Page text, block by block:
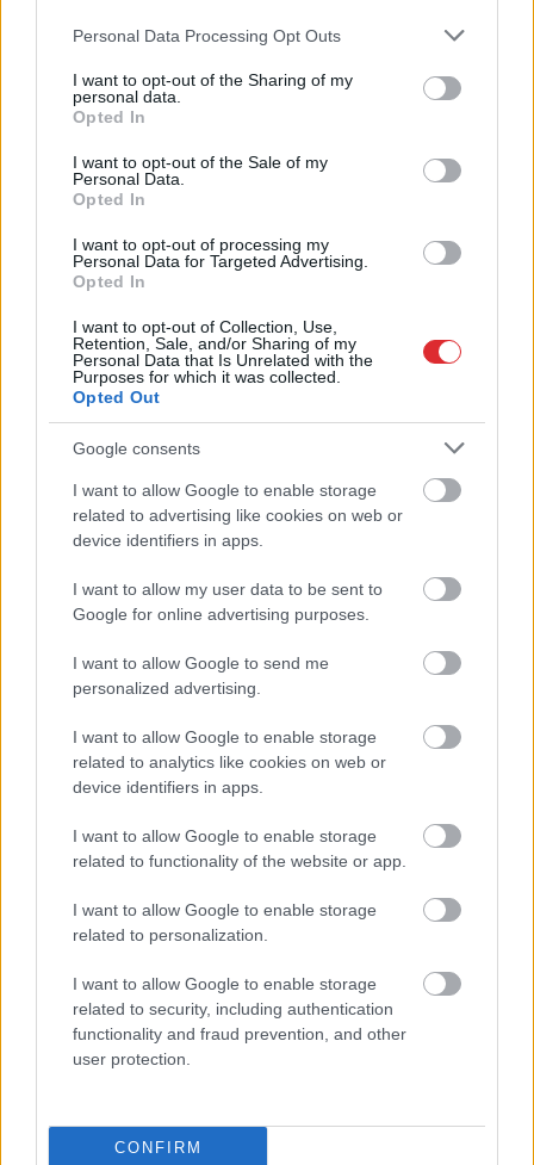
Please note that this website/app uses one or more Google
not limited to your visit or usage behaviour. You may click to
grant or deny consent to Google and its third-party tags to
use your data for below specified purposes in below Google
consent section.
Personal Data Processing Opt Outs
I want to opt-out of the Sharing of my
personal data.
Opted In
I want to opt-out of the Sale of my
Personal Data.
Opted In
I want to opt-out of processing my
Personal Data for Targeted Advertising.
Opted In
I want to opt-out of Collection, Use,
Retention, Sale, and/or Sharing of my
Personal Data that Is Unrelated with the
Purposes for which it was collected.
Opted Out
Google consents
I want to allow Google to enable storage
related to advertising like cookies on web or
device identifiers in apps.
I want to allow my user data to be sent to
Google for online advertising purposes.
I want to allow Google to send me
personalized advertising.
I want to allow Google to enable storage
related to analytics like cookies on web or
device identifiers in apps.
I want to allow Google to enable storage
related to functionality of the website or app.
I want to allow Google to enable storage
related to personalization.
I want to allow Google to enable storage
related to security, including authentication
functionality and fraud prevention, and other
user protection.
CONFIRM
Kā duncis mugurā! Bagātā
Krievijas kaimiņvalsts
praktiski atteikusies no
Krievijas naftas
iepirkšanas
Kaspars Zemītis ar
lepnumu atrāda savu
jauno statusu
Odesā – Krievijas
triecienos sagrautas
Atcelt Ziņot